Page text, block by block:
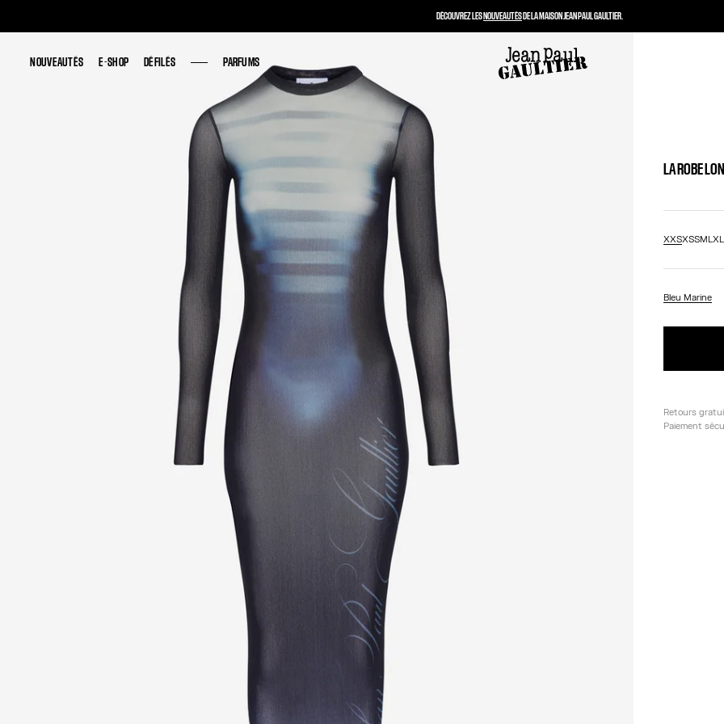
NOUVEAUTÉS E-SHOP DÉFILÉS PARFUMS
NOUVEAUTÉS E-SHOP DÉFILÉS PARFUMS
LA ROBE
XXSXSSMLXL
Bleu Marine
Retours
Paiement
DÉCOUVREZ LESNOUVEAUTÉSDE LA MAISON JEAN PAUL GAULTIER.